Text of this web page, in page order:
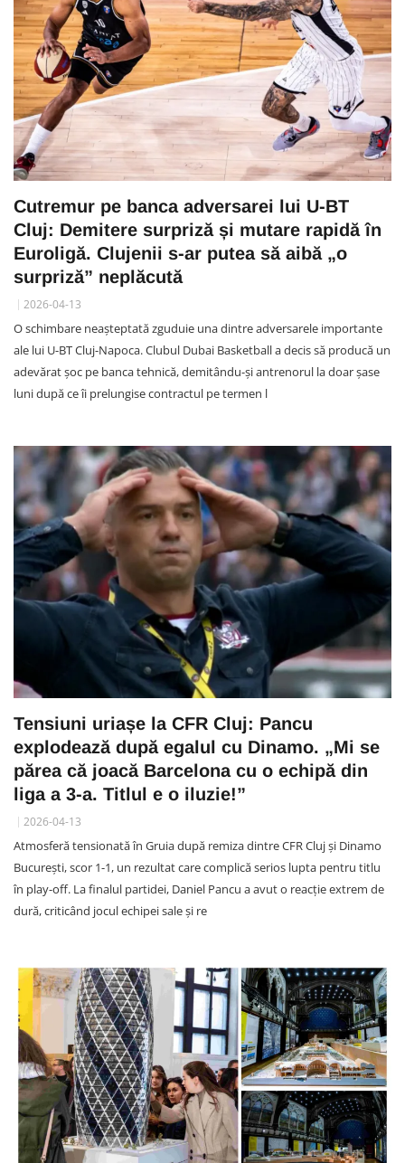
Cutremur pe banca adversarei lui U-BT
Cluj: Demitere surpriză și mutare rapidă în
Euroligă. Clujenii s-ar putea să aibă „o
surpriză” neplăcută
2026-04-13
O schimbare neașteptată zguduie una dintre adversarele importante
ale lui U-BT Cluj-Napoca. Clubul Dubai Basketball a decis să producă un
adevărat șoc pe banca tehnică, demitându-și antrenorul la doar șase
luni după ce îi prelungise contractul pe termen l
Tensiuni uriașe la CFR Cluj: Pancu
explodează după egalul cu Dinamo. „Mi se
părea că joacă Barcelona cu o echipă din
liga a 3-a. Titlul e o iluzie!”
2026-04-13
Atmosferă tensionată în Gruia după remiza dintre CFR Cluj și Dinamo
București, scor 1-1, un rezultat care complică serios lupta pentru titlu
în play-off. La finalul partidei, Daniel Pancu a avut o reacție extrem de
dură, criticând jocul echipei sale și re